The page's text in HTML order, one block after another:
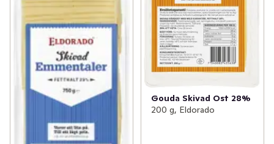
Gouda Skivad Ost 28%
200 g, Eldorado